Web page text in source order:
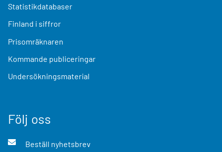
Statistikdatabaser
Finland i siffror
Prisomräknaren
Kommande publiceringar
Undersökningsmaterial
Följ oss
Beställ nyhetsbrev